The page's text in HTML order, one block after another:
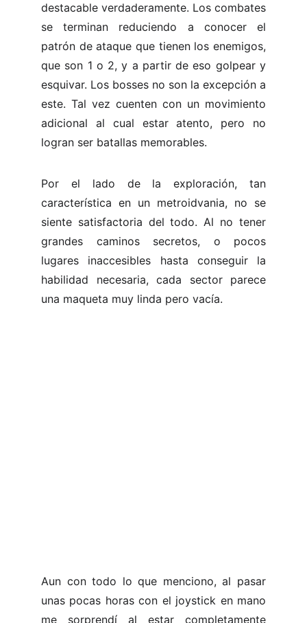
destacable verdaderamente. Los combates
se terminan reduciendo a conocer el
patrón de ataque que tienen los enemigos,
que son 1 o 2, y a partir de eso golpear y
esquivar. Los bosses no son la excepción a
este. Tal vez cuenten con un movimiento
adicional al cual estar atento, pero no
logran ser batallas memorables.
Por el lado de la exploración, tan
característica en un metroidvania, no se
siente satisfactoria del todo. Al no tener
grandes caminos secretos, o pocos
lugares inaccesibles hasta conseguir la
habilidad necesaria, cada sector parece
una maqueta muy linda pero vacía.
Aun con todo lo que menciono, al pasar
unas pocas horas con el joystick en mano
me sorprendí al estar completamente